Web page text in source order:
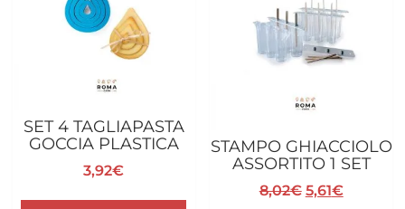
SET 4 TAGLIAPASTA
GOCCIA PLASTICA
3,92€
STAMPO GHIACCIOLO
ASSORTITO 1 SET
8,02€ Il
5,61€Il